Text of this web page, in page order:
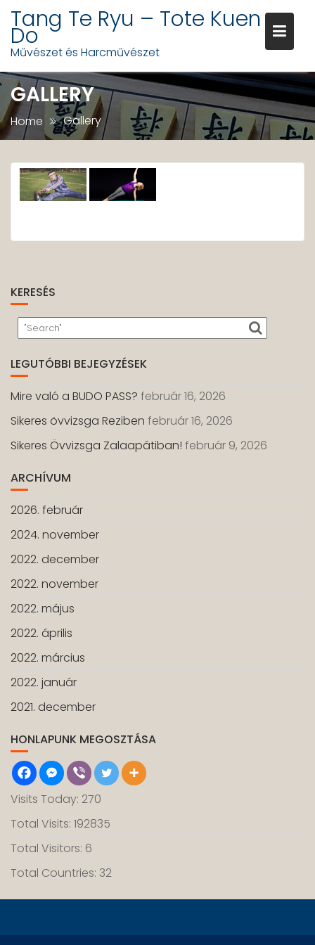
Skip
content
Tang Te Ryu – Tote Kuen
Do
Művészet és Harcművészet
GALLERY
Home Gallery
KERESÉS
LEGUTÓBBI BEJEGYZÉSEK
Mire való a BUDO PASS? február 16, 2026
Sikeres övvizsga Reziben február 16, 2026
Sikeres Övvizsga Zalaapátiban! február 9, 2026
ARCHÍVUM
2026. február
2024. november
2022. december
2022. november
2022. május
2022. április
2022. március
2022. január
2021. december
HONLAPUNK MEGOSZTÁSA
Visits Today: 270
Total Visits: 192835
Total Visitors: 6
Total Countries: 32